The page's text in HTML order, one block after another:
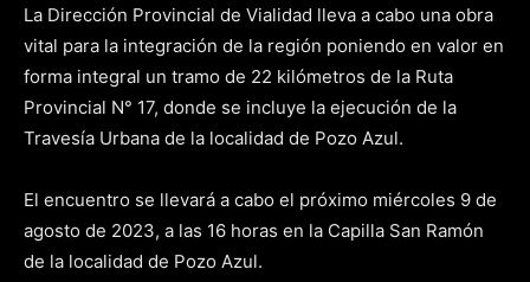
La Dirección Provincial de Vialidad lleva a cabo una obra
vital para la integración de la región poniendo en valor en
forma integral un tramo de 22 kilómetros de la Ruta
Provincial N° 17, donde se incluye la ejecución de la
Travesía Urbana de la localidad de Pozo Azul.
El encuentro se llevará a cabo el próximo miércoles 9 de
agosto de 2023, a las 16 horas en la Capilla San Ramón
de la localidad de Pozo Azul.